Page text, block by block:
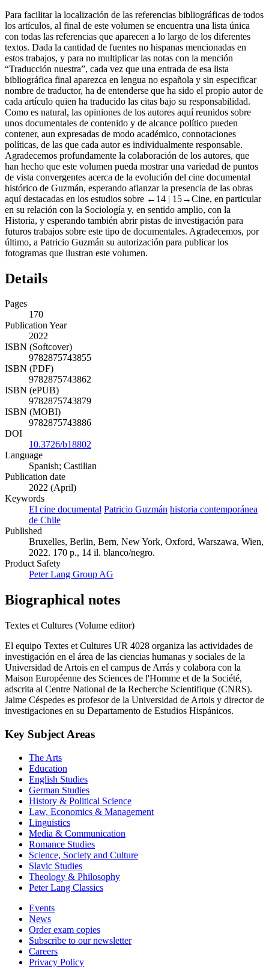
Para facilitar la localización de las referencias bibliográficas de todos
los artículos, al final de este volumen se encuentra una lista única
con todas las referencias que aparecen a lo largo de los diferentes
textos. Dada la cantidad de fuentes no hispanas mencionadas en
estos trabajos, y para no multiplicar las notas con la mención
“Traducción nuestra”, cada vez que una entrada de esa lista
bibliográfica final aparezca en lengua no española y sin especificar
nombre de traductor, ha de entenderse que ha sido el propio autor de
cada artículo quien ha traducido las citas bajo su responsabilidad.
Como es natural, las opiniones de los autores aquí reunidos sobre
unos documentales de contenido y de alcance político pueden
contener, aun expresadas de modo académico, connotaciones
políticas, de las que cada autor es individualmente responsable.
Agradecemos profundamente la colaboración de los autores, que
han hecho que este volumen pueda mostrar una variedad de puntos
de vista convergentes acerca de la evolución del cine documental
histórico de Guzmán, esperando afianzar la presencia de las obras
aquí destacadas en los estudios sobre ←14 | 15→Cine, en particular
en su relación con la Sociología y, en sentido amplio, con la
Historia, y esperando también abrir pistas de investigación para
futuros trabajos sobre este tipo de documentales. Agradecemos, por
último, a Patricio Guzmán su autorización para publicar los
fotogramas que ilustran este volumen.
Details
Pages
170
Publication Year
2022
ISBN (Softcover)
9782875743855
ISBN (PDF)
9782875743862
ISBN (ePUB)
9782875743879
ISBN (MOBI)
9782875743886
DOI
10.3726/b18802
Language
Spanish; Castilian
Publication date
2022 (April)
Keywords
El cine documental Patricio Guzmán historia contemporánea
de Chile
Published
Bruxelles, Berlin, Bern, New York, Oxford, Warszawa, Wien,
2022. 170 p., 14 il. blanco/negro.
Product Safety
Peter Lang Group AG
Biographical notes
Textes et Cultures (Volume editor)
El equipo Textes et Cultures UR 4028 organiza las actividades de
investigación en el área de las ciencias humanas y sociales de la
Universidad de Artois en el campus de Arrás y colabora con la
Maison Européenne des Sciences de l'Homme et de la Société,
adscrita al Centre National de la Recherche Scientifique (CNRS).
Jaime Céspedes es profesor de la Universidad de Artois y director de
investigaciones en su Departamento de Estudios Hispánicos.
Key Subject Areas
The Arts
Education
English Studies
German Studies
History & Political Science
Law, Economics & Management
Linguistics
Media & Communication
Romance Studies
Science, Society and Culture
Slavic Studies
Theology & Philosophy
Peter Lang Classics
Events
News
Order exam copies
Subscribe to our newsletter
Careers
Privacy Policy